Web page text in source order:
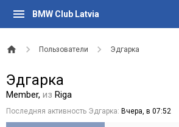
BMW Club Latvia
Пользователи Эдгарка
Эдгарка
Member, из Riga
Последняя активность Эдгарка: Вчера, в 07:52